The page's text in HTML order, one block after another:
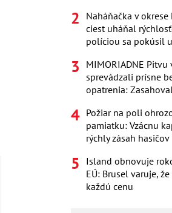
Naháňačka v
ciest uháňal
políciou sa pokúsil
MIMORIADNE Pitvu
sprevádzali prísne
opatrenia:
Požiar na poli
pamiatku: Vzácnu
rýchly zásah hasičov
Island obnovuje
EÚ: Brusel varuje,
každú cenu